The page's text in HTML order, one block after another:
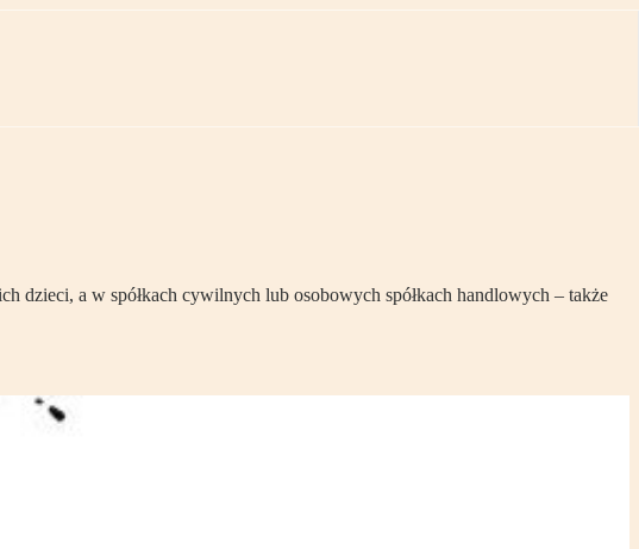
dzieci, a w spółkach cywilnych lub osobowych spółkach handlowych – także